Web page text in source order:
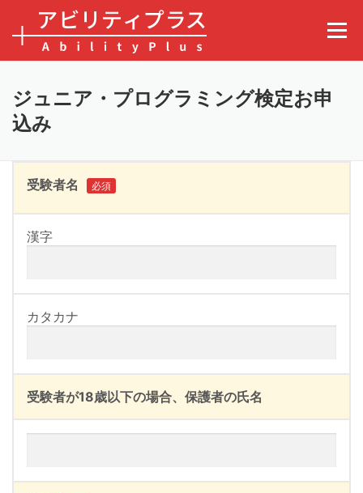
コンテンツへスキップ
メニ
ジュニア・プログラミング検定お申
込み
受験者名 必須
漢字
カタカナ
受験者が18歳以下の場合、保護者の氏名